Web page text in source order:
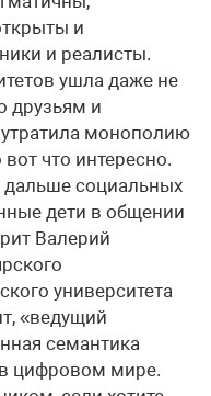
и
и реалисты.
ушла даже не
друзьям и
монополию
что интересно.
дальше социальных
дети в общении
Валерий
университета
«ведущий
семантика
в цифровом мире.